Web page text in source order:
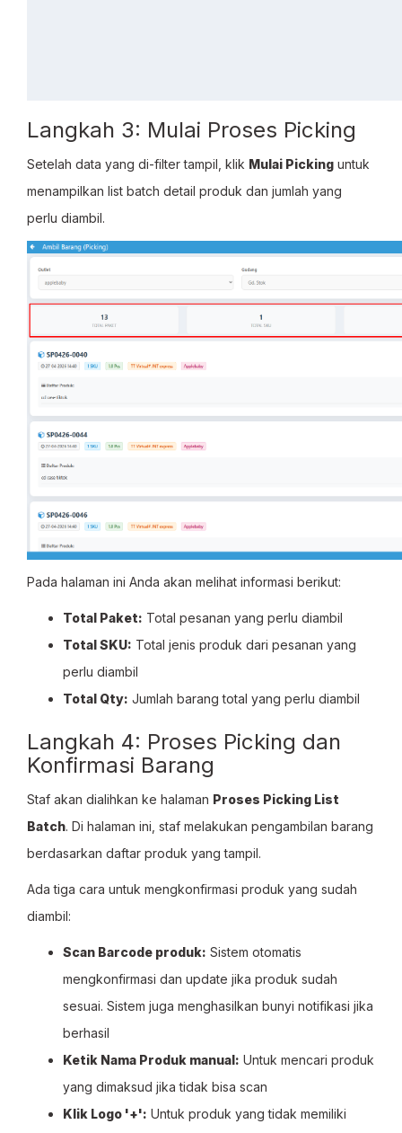
Langkah 3: Mulai Proses Picking
Setelah data yang di-filter tampil, klik Mulai Picking untuk
menampilkan list batch detail produk dan jumlah yang
perlu diambil.
Pada halaman ini Anda akan melihat informasi berikut:
Total Paket: Total pesanan yang perlu diambil
Total SKU: Total jenis produk dari pesanan yang
perlu diambil
Total Qty: Jumlah barang total yang perlu diambil
Langkah 4: Proses Picking dan
Konfirmasi Barang
Staf akan dialihkan ke halaman Proses Picking List
Batch. Di halaman ini, staf melakukan pengambilan barang
berdasarkan daftar produk yang tampil.
Ada tiga cara untuk mengkonfirmasi produk yang sudah
diambil:
Scan Barcode produk: Sistem otomatis
mengkonfirmasi dan update jika produk sudah
sesuai. Sistem juga menghasilkan bunyi notifikasi jika
berhasil
Ketik Nama Produk manual: Untuk mencari produk
yang dimaksud jika tidak bisa scan
Klik Logo '+': Untuk produk yang tidak memiliki